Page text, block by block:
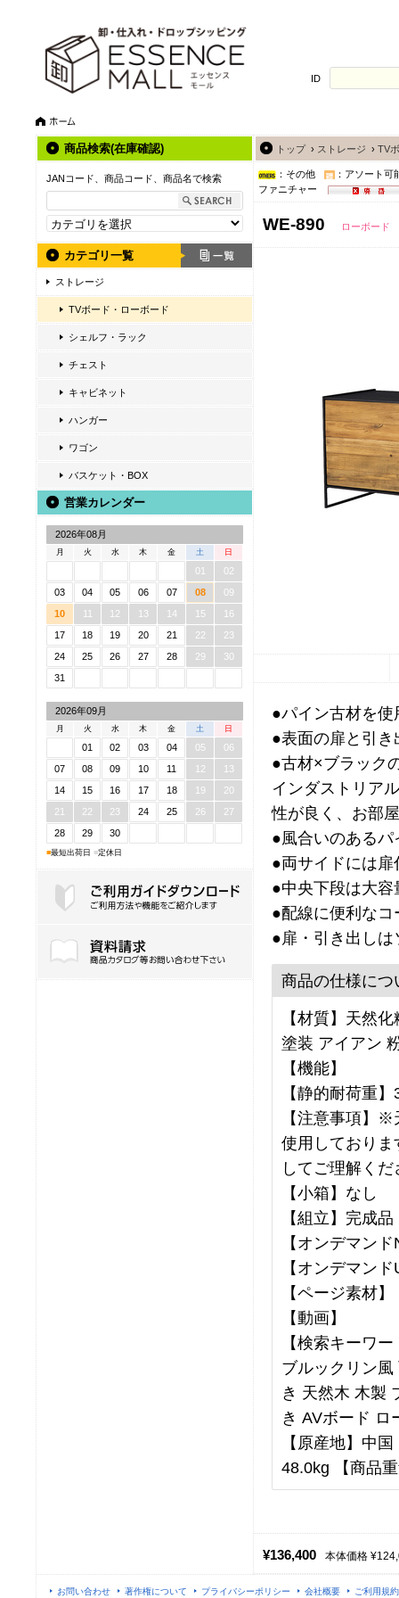
ID
商品検索(在庫確認)
JANコード、商品コード、商品名で検索
カテゴリ一覧
ストレージ
TVボード・ローボード
シェルフ・ラック
チェスト
キャビネット
ハンガー
ワゴン
バスケット・BOX
営業カレンダー
2026年08月
月 火 水 木 金 土 日
01
02
03
04 05 06 07 08
09
10
11 12 13 14 15
16
17
18 19 20 21 22
23
24
25 26 27 28 29
30
31
2026年09月
月 火 水 木 金 土 日
01 02 03 04 05
06
07
08 09 10 11 12
13
14
15 16 17 18 19
20
21
22 23 24 25 26
27
28
29 30
■最短出荷日 ■定休日
トップ› ストレージ › TV
：その他
：アソート可
ファニチャー
WE-890 ローボード
●パイン古材を
●表面の扉と引
●古材×ブラック
インダストリア
性が良く、お部
●風合いのあるパ
●両サイドには扉
●中央下段は大
●配線に便利なコ
●扉・引き出し
商品の仕様につ
【材質】天然
塗装 アイアン
【機能】
【静的耐荷重
【注意事項】
使用しており
してご理解くだ
【小箱】なし
【組立】完成品
【オンデマン
【オンデマン
【ページ素材】
【動画】
【検索キーワ
ブルックリン
き 天然木 木製
き AVボード ロ
【原産地】中
48.0kg 【商品
¥136,400 本体価格
お問い合わせ 著作権について プライバシーポリシー 会社概要 ご利用規約